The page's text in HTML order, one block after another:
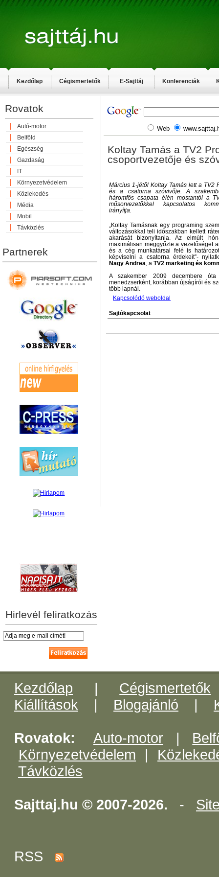
Kezdőlap Cégismertetők E-Sajttáj Konferenciák
Rovatok
Autó-motor
Belföld
Egészség
Gazdaság
IT
Környezetvédelem
Közlekedés
Média
Mobil
Távközlés
Partnerek
Hirlevél feliratkozás
Web
Koltay Tamás a TV2
csoportvezetője és
Március 1-jétől Koltay Tamás lett a TV2
és a csatorna szóvivője. A
háromfős csapata élén mostantól a
műsorvezetőkkel kapcsolatos
irányítja.
„Koltay Tamásnak egy programing
változásokkal teli időszakban kellett
akarását bizonyítania. Az elmúlt
maximálisan meggyőzte a vezetőséget
és a cég munkatársai felé is
képviselni a csatorna érdekeit”-
Nagy Andrea, a TV2 marketing és
A szakember 2009 decembere
menedzserként, korábban újságírói és
több lapnál.
Kapcsolódó weboldal
Sajtókapcsolat
Kezdőlap | Cégismertetők
Kiállítások | Blogajánló |
Rovatok: Auto-motor|
Környezetvédelem |
Távközlés
Sajttaj.hu © 2007-2026. -
RSS